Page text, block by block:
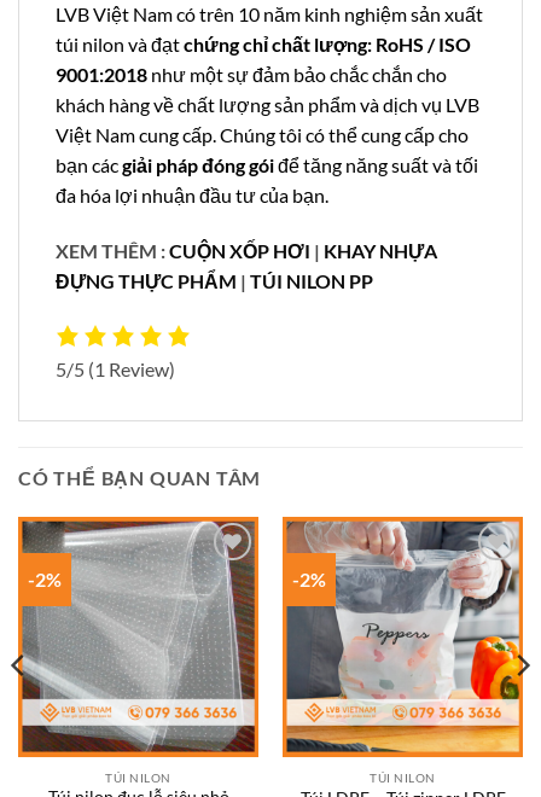
LVB Việt Nam có trên 10 năm kinh nghiệm sản xuất
túi nilon và đạtchứng chỉ chất lượng: RoHS / ISO
9001:2018 như một sự đảm bảo chắc chắn cho
khách hàng về chất lượng sản phẩm và dịch vụ LVB
Việt Nam cung cấp. Chúng tôi có thể cung cấp cho
bạn cácgiải pháp đóng góiđể tăng năng suất và tối
đa hóa lợi nhuận đầu tư của bạn.
XEM THÊM :CUỘN XỐP HƠI | KHAY NHỰA
ĐỰNG THỰC PHẨM | TÚI NILON PP
5/5 (1 Review)
CÓ THỂ BẠN QUAN TÂM
-2%
Add to
wishlist
TÚI NILON
-2%
Add to
wishlist
TÚI NILON